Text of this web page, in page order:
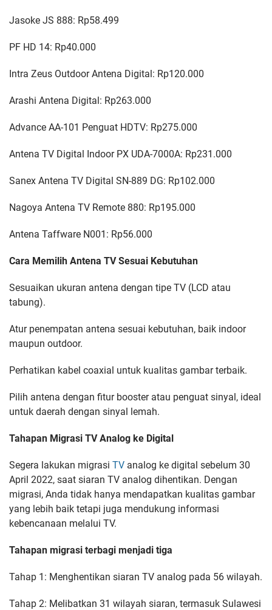
Jasoke JS 888: Rp58.499
PF HD 14: Rp40.000
Intra Zeus Outdoor Antena Digital: Rp120.000
Arashi Antena Digital: Rp263.000
Advance AA-101 Penguat HDTV: Rp275.000
Antena TV Digital Indoor PX UDA-7000A: Rp231.000
Sanex Antena TV Digital SN-889 DG: Rp102.000
Nagoya Antena TV Remote 880: Rp195.000
Antena Taffware N001: Rp56.000
Cara Memilih Antena TV Sesuai Kebutuhan
Sesuaikan ukuran antena dengan tipe TV (LCD atau
tabung).
Atur penempatan antena sesuai kebutuhan, baik indoor
maupun outdoor.
Perhatikan kabel coaxial untuk kualitas gambar terbaik.
Pilih antena dengan fitur booster atau penguat sinyal, ideal
untuk daerah dengan sinyal lemah.
Tahapan Migrasi TV Analog ke Digital
Segera lakukan migrasi TV analog ke digital sebelum 30
April 2022, saat siaran TV analog dihentikan. Dengan
migrasi, Anda tidak hanya mendapatkan kualitas gambar
yang lebih baik tetapi juga mendukung informasi
kebencanaan melalui TV.
Tahapan migrasi terbagi menjadi tiga
Tahap 1: Menghentikan siaran TV analog pada 56 wilayah.
Tahap 2: Melibatkan 31 wilayah siaran, termasuk Sulawesi